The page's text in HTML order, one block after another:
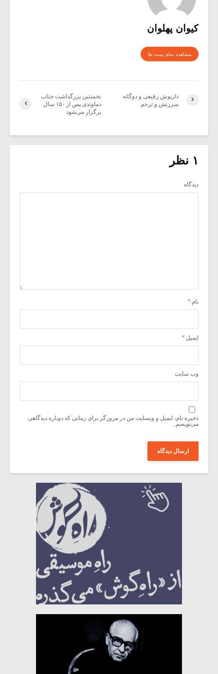
کیوان پهلوان
مشاهده تمام پست ها
نخستین بزرگداشت جناب
دماوندی پس از ۱۵۰ سال
برگزار می‌شود
داریوش رفیعی و دوگانه
سرزنش و ترحم
۱ نظر
دیدگاه
نام *
ایمیل *
وب‌ سایت
ذخیره نام، ایمیل و وبسایت من در مرورگر برای زمانی که دوباره دیدگاهی
می‌نویسم.